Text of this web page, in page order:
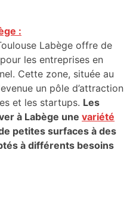
:
Labège offre de
les entreprises en
Cette zone, située au
un pôle d’attraction
et les startups. Les
à Labège une variété
petites surfaces à des
à différents besoins